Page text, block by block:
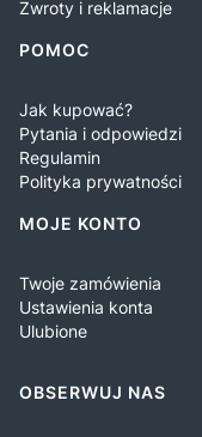
Zwroty i reklamacje
POMOC
Jak kupować?
Pytania i odpowiedzi
Regulamin
Polityka prywatności
MOJE KONTO
Twoje zamówienia
Ustawienia konta
Ulubione
OBSERWUJ NAS